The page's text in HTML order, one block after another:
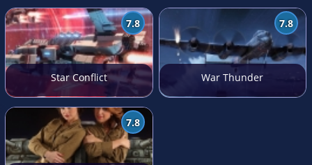
7.8
Star Conflict
7.8
War Thunder
7.8